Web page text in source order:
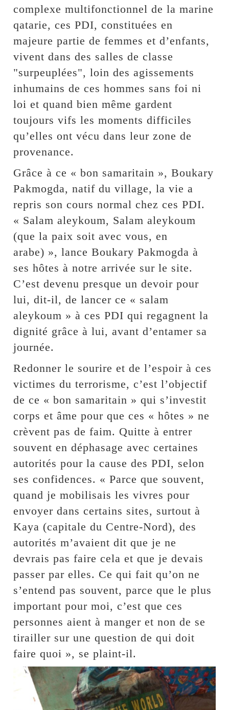
complexe multifonctionnel de la marine
qatarie, ces PDI, constituées en
majeure partie de femmes et d’enfants,
vivent dans des salles de classe
"surpeuplées", loin des agissements
inhumains de ces hommes sans foi ni
loi et quand bien même gardent
toujours vifs les moments difficiles
qu’elles ont vécu dans leur zone de
provenance.
Grâce à ce « bon samaritain », Boukary
Pakmogda, natif du village, la vie a
repris son cours normal chez ces PDI.
« Salam aleykoum, Salam aleykoum
(que la paix soit avec vous, en
arabe) », lance Boukary Pakmogda à
ses hôtes à notre arrivée sur le site.
C’est devenu presque un devoir pour
lui, dit-il, de lancer ce « salam
aleykoum » à ces PDI qui regagnent la
dignité grâce à lui, avant d’entamer sa
journée.
Redonner le sourire et de l’espoir à ces
victimes du terrorisme, c’est l’objectif
de ce « bon samaritain » qui s’investit
corps et âme pour que ces « hôtes » ne
crèvent pas de faim. Quitte à entrer
souvent en déphasage avec certaines
autorités pour la cause des PDI, selon
ses confidences. « Parce que souvent,
quand je mobilisais les vivres pour
envoyer dans certains sites, surtout à
Kaya (capitale du Centre-Nord), des
autorités m’avaient dit que je ne
devrais pas faire cela et que je devais
passer par elles. Ce qui fait qu’on ne
s’entend pas souvent, parce que le plus
important pour moi, c’est que ces
personnes aient à manger et non de se
tirailler sur une question de qui doit
faire quoi », se plaint-il.